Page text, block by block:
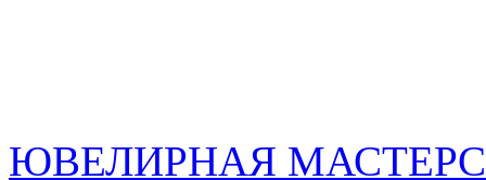
ЮВЕЛИРНАЯ